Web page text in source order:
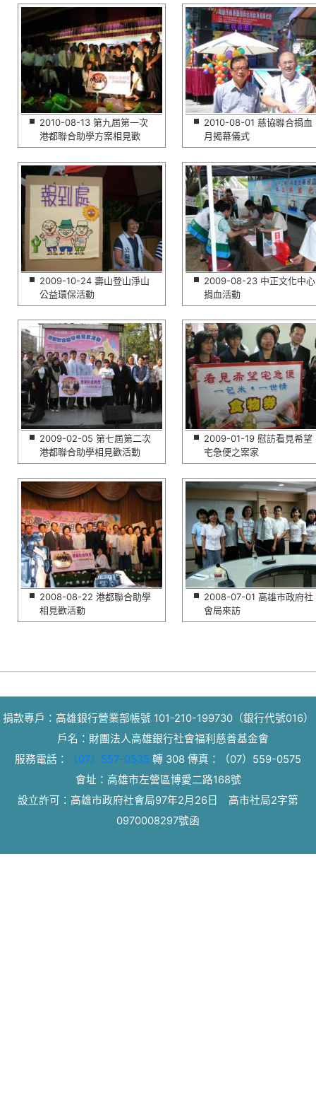
2010-08-13 第九屆第一次
港都聯合助學方案相見歡
2010-08-01 慈協聯合捐血
月揭幕儀式
2009-10-24 壽山登山淨山
公益環保活動
2009-08-23 中正文化中心
捐血活動
2009-02-05 第七屆第二次
港都聯合助學相見歡活動
2009-01-19 慰訪看見希望
宅急便之案家
2008-08-22 港都聯合助學
相見歡活動
2008-07-01 高雄市政府社
會局來訪
捐款專戶：高雄銀行營業部帳號 101-210-199730（銀行代號016）
戶名：財團法人高雄銀行社會福利慈善基金會
服務電話：
（07）557-0535 轉 308 傳真：
（07）559-0575
會址：高雄市左營區博愛二路168號
設立許可：高雄市政府社會局97年2月26日 高市社局2字第
0970008297號函